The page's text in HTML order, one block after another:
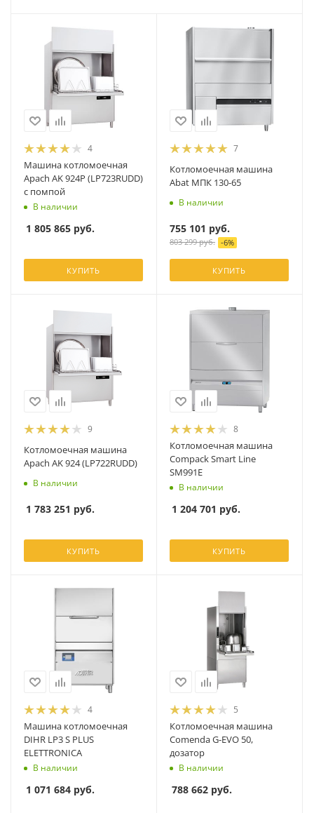
4
Машина котломоечная
Apach AK 924P (LP723RUDD)
с помпой
В наличии
1 805 865 руб.
КУПИТЬ
7
Котломоечная машина
Abat МПК 130-65
В наличии
755 101 руб.
803 299руб. -6%
КУПИТЬ
9
Котломоечная машина
Apach AK 924 (LP722RUDD)
В наличии
1 783 251 руб.
КУПИТЬ
8
Котломоечная машина
Compack Smart Line
SM991E
В наличии
1 204 701 руб.
КУПИТЬ
4
Машина котломоечная
DIHR LP3 S PLUS
ELETTRONICA
В наличии
1 071 684 руб.
5
Котломоечная машина
Comenda G-EVO 50,
дозатор
В наличии
788 662 руб.